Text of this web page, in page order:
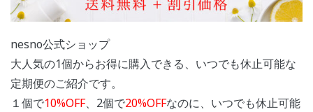
nesno公式ショップ
大人気の1個からお得に購入できる、いつでも休止可能な
定期便のご紹介です。
１個で10%OFF、2個で20%OFFなのに、いつでも休止可能